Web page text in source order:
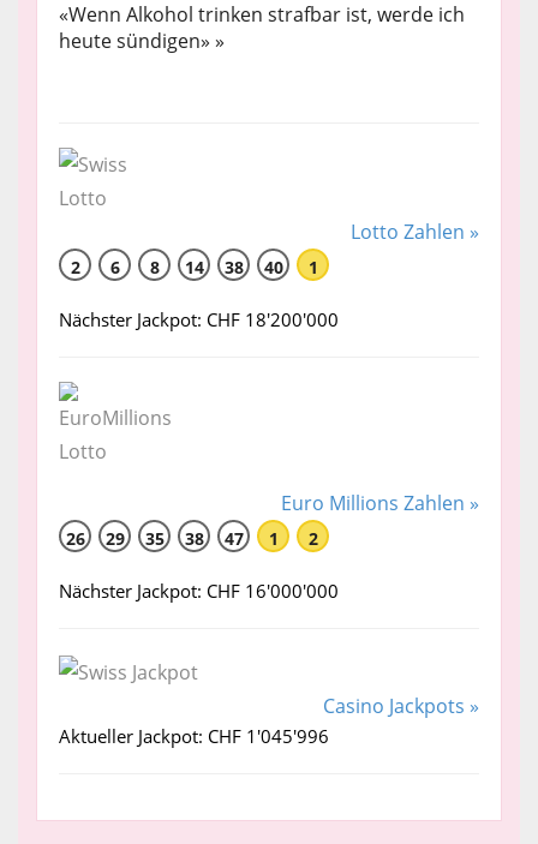
«Wenn Alkohol trinken strafbar ist, werde ich
heute sündigen» »
Lotto Zahlen »
2 6 8 14 38 40 1
Nächster Jackpot: CHF 18'200'000
Euro Millions Zahlen »
26 29 35 38 47 1 2
Nächster Jackpot: CHF 16'000'000
Casino Jackpots »
Aktueller Jackpot: CHF 1'045'996